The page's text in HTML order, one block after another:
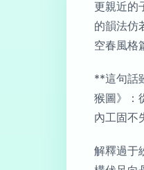
更親近的
的韻法仿
空春風格
**這句話
猴圖》：
內工固不
解釋過于